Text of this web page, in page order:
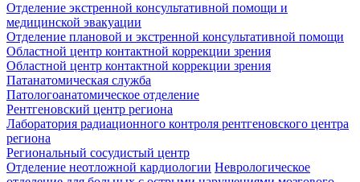
Отделение экстренной консультативной помощи и
медицинской эвакуации
Отделение плановой и экстренной консультативной помощи
Областной центр контактной коррекции зрения
Областной центр контактной коррекции зрения
Патанатомическая служба
Патологоанатомическое отделение
Рентгеновский центр региона
Лаборатория радиационного контроля рентгеновского центра
региона
Региональный сосудистый центр
Отделение неотложной кардиологии Неврологическое